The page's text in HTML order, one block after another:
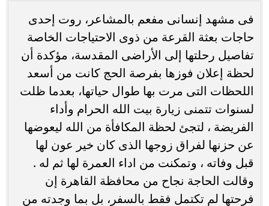
فى مشهد إنسانى مفعم بالمشاعر، روت إحدى
حاجات بعثة القرعة من ذوى الاحتياجات الخاصة
تفاصيل رحلتها إلى الأراضى المقدسة، مؤكدة أن
لحظة إعلان فوزها بفرصة الحج كانت من أسعد
اللحظات التى مرت بها طوال حياتها، بعدما ظلت
لسنوات تتمنى زيارة بيت الله الحرام وأداء
الفريضة ، لتجئ لحظة المكافأة من الله ليعوضها
عن حزنها لفراق زوجها الذى كان خير عون لها
قبل وفاته ، وتمكنت من اداء العمرة لها ثم له .
وقالت الحاجة نجاح من محافظة القاهرة إن
فرحتها لم تكتمل فقط بالسفر، بل بما وجدته من